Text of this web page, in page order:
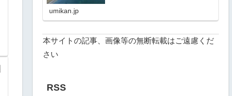
体験など）と環境守るための活動
umikan.jp
本サイトの記事、画像等の無断転載はご遠慮くだ
さい
RSS